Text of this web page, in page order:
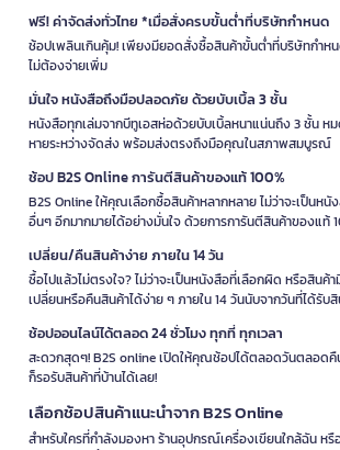
ฟรี! ค่าจัดส่งทั่วไทย *เมื่อสั่งครบขั้นต่ำที่บริษัทกำหนด
ช้อปเพลินเกินคุ้ม! เพียงมียอดสั่งซื้อสินค้าขั้นต่ำที่บริษัทกำห
ไม่ต้องจ่ายเพิ่ม
มั่นใจ หนังสือถึงมือปลอดภัย ด้วยบับเบิ้ล 3 ชั้น
หนังสือทุกเล่มจากบีทูเอสห่อด้วยบับเบิ้ลหนาแน่นถึง 3 ชั้น ห
หายระหว่างจัดส่ง พร้อมส่งตรงถึงมือคุณในสภาพสมบูรณ์
ช้อป B2S Online การันตีสินค้าของแท้ 100%
B2S Online ให้คุณเลือกซื้อสินค้าหลากหลาย ไม่ว่าจะเป็นหนั
อื่นๆ อีกมากมายได้อย่างมั่นใจ ด้วยการการันตีสินค้าของแท้
เปลี่ยน/คืนสินค้าง่าย ภายใน 14 วัน
ซื้อไปแล้วไม่ตรงใจ? ไม่ว่าจะเป็นหนังสือที่เลือกผิด หรือสิน
เปลี่ยนหรือคืนสินค้าได้ง่าย ๆ ภายใน 14 วันนับจากวันที่ได้รับ
ช้อปออนไลน์ได้ตลอด 24 ชั่วโมง ทุกที่ ทุกเวลา
สะดวกสุดๆ! B2S online เปิดให้คุณช้อปได้ตลอดวันตลอดคื
ก็รอรับสินค้าที่บ้านได้เลย!
เลือกช้อปสินค้าแนะนำจาก B2S Online
สำหรับใครที่กำลังมองหา ร้านอุปกรณ์เครื่องเขียนใกล้ฉัน หรื